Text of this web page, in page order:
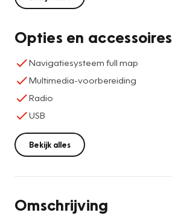
Opties en accessoires
Navigatiesysteem full map
Multimedia-voorbereiding
Radio
USB
Bekijk alles
Omschrijving